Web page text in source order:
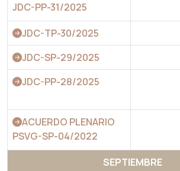
JDC-PP-31/2025
JDC-TP-30/2025
JDC-SP-29/2025
JDC-PP-28/2025
ACUERDO PLENARIO
PSVG-SP-04/2022
SEPTIEMBRE